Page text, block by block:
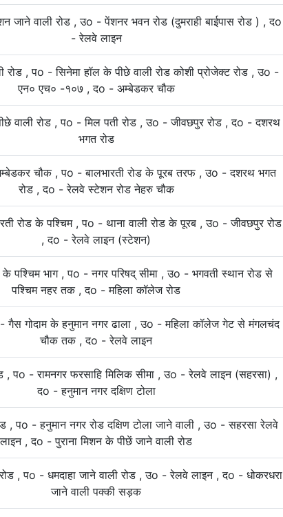
वाली रोड , उo - पेंशनर भवन रोड (दुमराही बाईपास रोड ) , दo
- रेलवे लाइन
, पo - सिनेमा हॉल के पीछे वाली रोड कोशी प्रोजेक्ट रोड , उo -
एन० एच० -१०७ , दo - अम्बेडकर चौक
वाली रोड , पo - मिल पती रोड , उo - जीवछपुर रोड , दo - दशरथ
भगत रोड
चौक , पo - बालभारती रोड के पूरब तरफ , उo - दशरथ भगत
रोड , दo - रेलवे स्टेशन रोड नेहरु चौक
रोड के पश्चिम , पo - थाना वाली रोड के पूरब , उo - जीवछपुर रोड
, दo - रेलवे लाइन (स्टेशन)
पश्चिम भाग , पo - नगर परिषद् सीमा , उo - भगवती स्थान रोड से
पश्चिम नहर तक , दo - महिला कॉलेज रोड
गैस गोदाम के हनुमान नगर ढाला , उo - महिला कॉलेज गेट से मंगलचंद
चौक तक , दo - रेलवे लाइन
, पo - रामनगर फरसाहि मिलिक सीमा , उo - रेलवे लाइन (सहरसा) ,
दo - हनुमान नगर दक्षिण टोला
, पo - हनुमान नगर रोड दक्षिण टोला जाने वाली , उo - सहरसा रेलवे
लाइन , दo - पुराना मिशन के पीछें जाने वाली रोड
, पo - धमदाहा जाने वाली रोड , उo - रेलवे लाइन , दo - धोकरधरा
जाने वाली पक्की सड़क